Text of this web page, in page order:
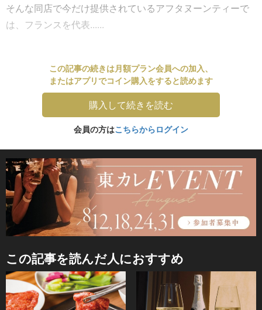
そんな同店で今だけ提供されているアフタヌーンティーで
は、フランスを代表......
この記事の続きは月額プラン会員への加入、
またはアプリでコイン購入をすると読めます
購入して続きを読む
会員の方はこちらからログイン
この記事を読んだ人におすすめ